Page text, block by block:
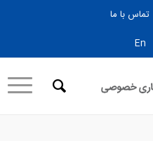
تماس با ما
En